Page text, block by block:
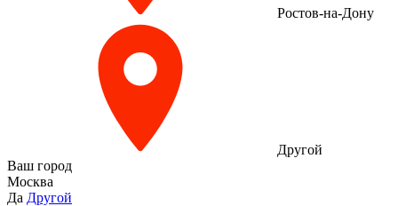
Ростов-на-Дону
Другой
Ваш город
Москва
Да Другой